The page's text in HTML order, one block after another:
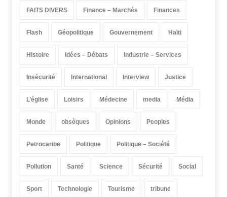
FAITS DIVERS Finance – Marchés Finances
Flash Géopolitique Gouvernement Haïti
Histoire Idées – Débats Industrie – Services
Insécurité International Interview Justice
L’église Loisirs Médecine media Média
Monde obsèques Opinions Peoples
Petrocaribe Politique Politique – Société
Pollution Santé Science Sécurité Social
Sport Technologie Tourisme tribune